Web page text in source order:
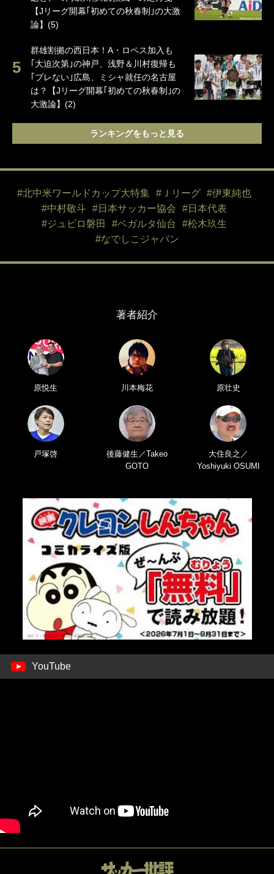
【Jリーグ開幕｢初めての秋春制｣の大激
論】(5)
群雄割拠の西日本！A・ロペス加入も
｢大迫次第｣の神戸、浅野＆川村復帰も
｢ブレない｣広島、ミシャ就任の名古屋
は？【Jリーグ開幕｢初めての秋春制｣の
大激論】(2)
ランキングをもっと見る
#北中米ワールドカップ大特集 #Ｊリーグ
#伊東純也
#中村敬斗
#日本サッカー協会
#日本代表
#ジュビロ磐田
#ベガルタ仙台
#松木玖生
#なでしこジャパン
著者紹介
原悦生 川本梅花 原壮史
戸塚啓
後藤健生／Takeo
GOTO
大住良之／
Yoshiyuki OSUMI
YouTube